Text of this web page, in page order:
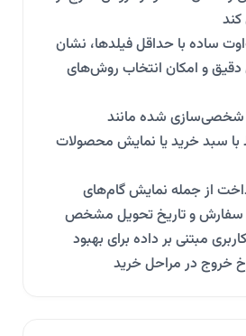
ساده با حداقل فیلدها، نشان
دقیق و امکان انتخاب روش‌های
شخصی‌سازی شده مانند
سبد خرید یا نمایش محصولات
از جمله نمایش گام‌های
و تاریخ تحویل مشخص
مبتنی بر داده برای بهبود
خروج در مراحل خرید